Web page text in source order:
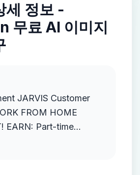
세 정보 -
무료 AI 이미지
time NO